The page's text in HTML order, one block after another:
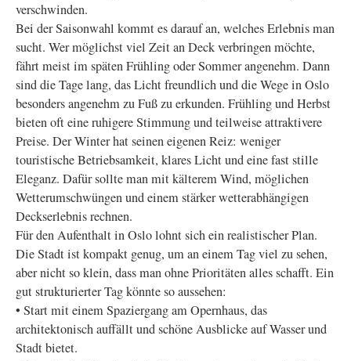
verschwinden.
Bei der Saisonwahl kommt es darauf an, welches Erlebnis man
sucht. Wer möglichst viel Zeit an Deck verbringen möchte,
fährt meist im späten Frühling oder Sommer angenehm. Dann
sind die Tage lang, das Licht freundlich und die Wege in Oslo
besonders angenehm zu Fuß zu erkunden. Frühling und Herbst
bieten oft eine ruhigere Stimmung und teilweise attraktivere
Preise. Der Winter hat seinen eigenen Reiz: weniger
touristische Betriebsamkeit, klares Licht und eine fast stille
Eleganz. Dafür sollte man mit kälterem Wind, möglichen
Wetterumschwüngen und einem stärker wetterabhängigen
Deckserlebnis rechnen.
Für den Aufenthalt in Oslo lohnt sich ein realistischer Plan.
Die Stadt ist kompakt genug, um an einem Tag viel zu sehen,
aber nicht so klein, dass man ohne Prioritäten alles schafft. Ein
gut strukturierter Tag könnte so aussehen:
• Start mit einem Spaziergang am Opernhaus, das
architektonisch auffällt und schöne Ausblicke auf Wasser und
Stadt bietet.